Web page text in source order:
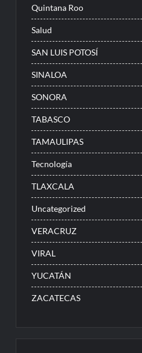
Quintana Roo
Salud
SAN LUIS POTOSÍ
SINALOA
SONORA
TABASCO
TAMAULIPAS
Tecnología
TLAXCALA
Uncategorized
VERACRUZ
VIRAL
YUCATÁN
ZACATECAS